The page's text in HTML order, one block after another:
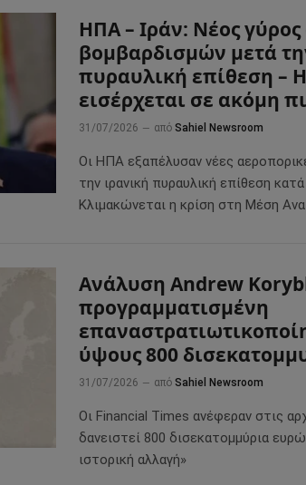
ΗΠΑ – Ιράν: Νέος
βομβαρδισμών μετά
πυραυλική επίθεση –
εισέρχεται σε ακόμη
31/07/2026 από Sahiel Newsroom
Οι ΗΠΑ εξαπέλυσαν νέες
την ιρανική πυραυλική επίθεση
Κλιμακώνεται η κρίση στη Μέση
Ανάλυση Andrew
προγραμματισμένη
ύψους 800
31/07/2026 από Sahiel Newsroom
Οι Financial Times ανέφεραν στις
δανειστεί 800 δισεκατομμύρια
ιστορική αλλαγή»